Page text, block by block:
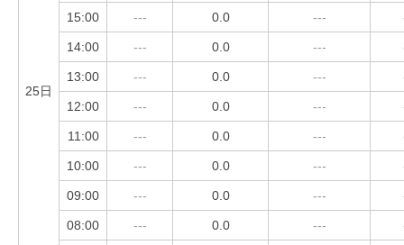
25日
15:00 --- 0.0 ---
14:00 --- 0.0 ---
13:00 --- 0.0 ---
12:00 --- 0.0 ---
11:00 --- 0.0 ---
10:00 --- 0.0 ---
09:00 --- 0.0 ---
08:00 --- 0.0 ---